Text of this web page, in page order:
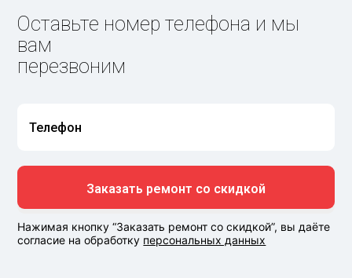
Оставьте номер телефона и мы
вам
перезвоним
Нажимая кнопку “Заказать ремонт со скидкой”, вы даёте
согласие на обработку персональных данных